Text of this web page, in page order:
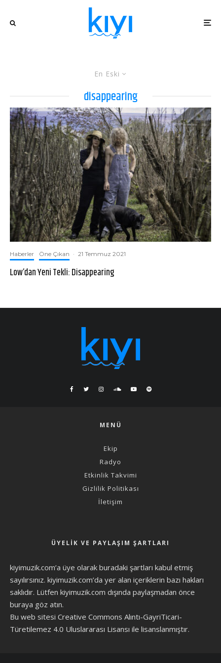
En Eski
disappearing
Haberler Öne Çıkan · 21 Temmuz 2021
Low’dan Yeni Tekli: Disappearing
MENÜ
Ekip
Radyo
Etkinlik Takvimi
Gizlilik Politikası
İletişim
ÜYELIK VE PAYLAŞIM ŞARTLARI
kiyimuzik.com’a üye olarak buradaki şartları kabul etmiş
sayılırsınız. kiyimuzik.com’da yer alan içeriklerin bazı hakları
saklıdır. Lütfen kiyimuzik.com dışında paylaşmadan önce
buraya göz atın.
Bu web sitesi Creative Commons Alıntı-GayriTicari-
Türetilemez 4.0 Uluslararası Lisansı ile lisanslanmıştır.